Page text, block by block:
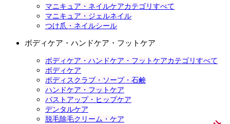
マニキュア・ネイルケアカテゴリすべて
マニキュア・ジェルネイル
つけ爪・ネイルシール
ボディケア・ハンドケア・フットケア
ボディケア・ハンドケア・フットケアカテゴリすべて
ボディケア
ボディスクラブ・ソープ・石鹸
ハンドケア・フットケア
バストアップ・ヒップケア
デンタルケア
脱毛除毛クリーム・ケア